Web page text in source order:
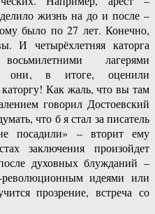
жизнь на до и после –
было по 27 лет. Конечно,
И четырёхлетняя каторга
лагерями
они, в итоге, оценили
Как жаль, что вы там
говорил Достоевский
что б я стал за писатель
посадили» – вторит ему
заключения произойдет
духовных блужданий –
революционным идеями или
прозрение, встреча со